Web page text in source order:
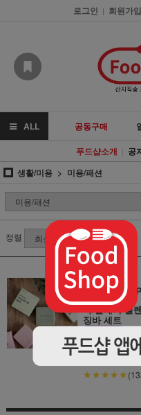
로그인 | 회원가입
ALL 공동구매
푸드샵소개 | 공
생활/미용
미용/패션
정렬
[아임네이처] p
H밸런스 샴푸
바/올케어 클렌
징바 세트
39,000원
33,000원
★★★★★